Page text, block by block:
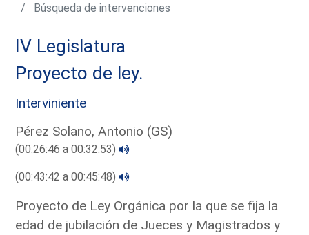
Búsqueda de intervenciones
IV Legislatura
Proyecto de ley.
Interviniente
Pérez Solano, Antonio (GS)
(00:26:46 a 00:32:53)
(00:43:42 a 00:45:48)
Proyecto de Ley Orgánica por la que se fija la
edad de jubilación de Jueces y Magistrados y